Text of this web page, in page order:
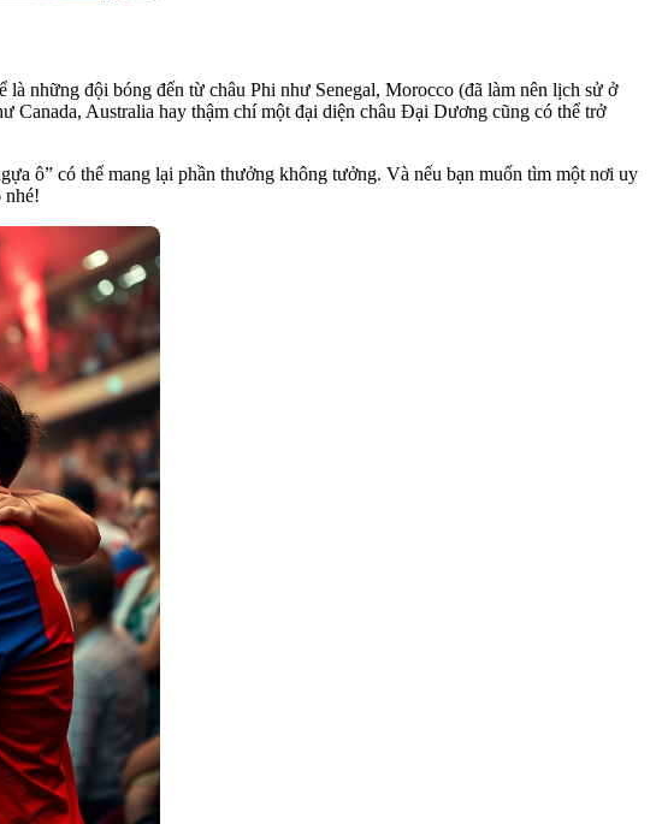
những đội bóng đến từ châu Phi như Senegal, Morocco (đã làm nên lịch sử ở
Australia hay thậm chí một đại diện châu Đại Dương cũng có thể trở
ô” có thể mang lại phần thưởng không tưởng. Và nếu bạn muốn tìm một nơi uy
nhé!